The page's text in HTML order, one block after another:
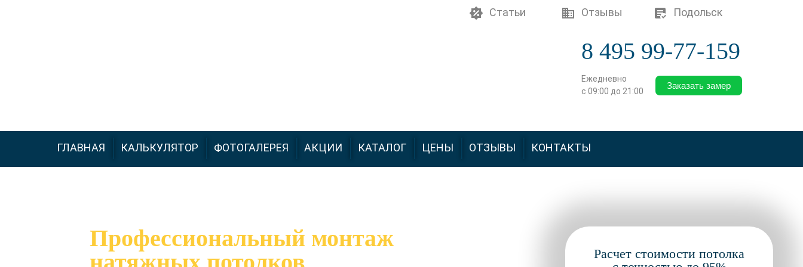
Статьи Отзывы Подольск
8 495 99-77-159
Ежедневно
с 09:00 до 21:00
Заказать замер
+7 (926) 543-66-99
ГЛАВНАЯ КАЛЬКУЛЯТОР ФОТОГАЛЕРЕЯ АКЦИИ КАТАЛОГ ЦЕНЫ ОТЗЫВЫ КОНТАКТЫ
Профессиональный монтаж
Расчет стоимости потолка